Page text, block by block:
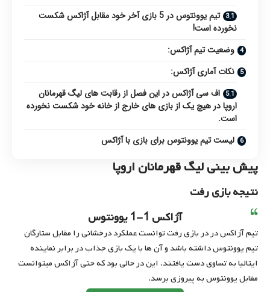
تیم یوونتوس در 5 بازی آخر خود مقابل آژاکس شکست
نخورده است!
وضعیت تیم آژاکس:
نکات آماری آژاکس:
اف سی آژاکس در این فصل از رقابت های لیگ قهرمانان
اروپا در هیچ یک از بازی های خارج از خانه خود شکست نخورده
است.
لیست تیم یوونتوس برای بازی با آژاکس
پیش بینی لیگ قهرمانان اروپا
نتیجه بازی رفت
آژاکس 1-1 یوونتوس
تیم آژاکس در در بازی رفت توانست عملکرد درخشانی را مقابل ستارگان
تیم یوونتوس داشته باشد و آن ها با یک بازی جذاب در برابر نماینده
ایتالیا به تساوی دست یافتند. این در حالی بود که حتی آژاکس میتوانست
مقابل یوونتوس به پیروزی برسد.